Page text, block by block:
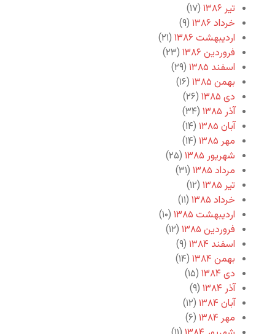
تیر ۱۳۸۶
(۱۷)
خرداد ۱۳۸۶
(۹)
اردیبهشت ۱۳۸۶
(۲۱)
فروردین ۱۳۸۶
(۲۳)
اسفند ۱۳۸۵
(۲۹)
بهمن ۱۳۸۵
(۱۶)
دی ۱۳۸۵
(۲۶)
آذر ۱۳۸۵
(۳۴)
آبان ۱۳۸۵
(۱۴)
مهر ۱۳۸۵
(۱۴)
شهریور ۱۳۸۵
(۲۵)
مرداد ۱۳۸۵
(۳۱)
تیر ۱۳۸۵
(۱۲)
خرداد ۱۳۸۵
(۱۱)
اردیبهشت ۱۳۸۵
(۱۰)
فروردین ۱۳۸۵
(۱۲)
اسفند ۱۳۸۴
(۹)
بهمن ۱۳۸۴
(۱۴)
دی ۱۳۸۴
(۱۵)
آذر ۱۳۸۴
(۹)
آبان ۱۳۸۴
(۱۲)
مهر ۱۳۸۴
(۶)